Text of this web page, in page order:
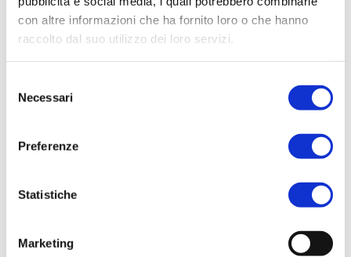
con altre informazioni che ha fornito loro o che hanno
raccolto dal suo utilizzo dei loro servizi.
delNecessari
Preferenze
Statistiche
Marketing